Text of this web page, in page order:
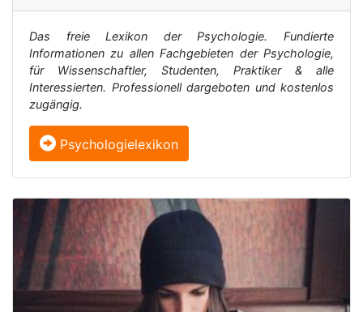
Das freie Lexikon der Psychologie. Fundierte
Informationen zu allen Fachgebieten der Psychologie,
für Wissenschaftler, Studenten, Praktiker & alle
Interessierten. Professionell dargeboten und kostenlos
zugängig.
Psychologielexikon